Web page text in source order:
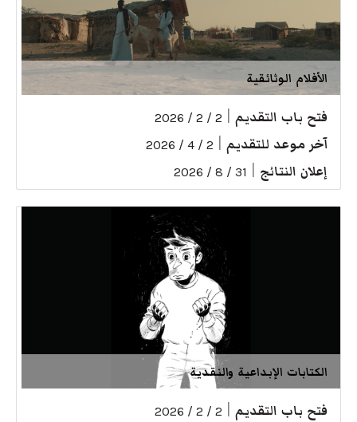
الأفلام الوثائقية
فتح باب التقديم 2 / 2 / 2026
آخر موعد للتقديم 2 / 4 / 2026
إعلان النتائج 31 / 8 / 2026
الكتابات الإبداعية والنقدية
فتح باب التقديم 2 / 2 / 2026